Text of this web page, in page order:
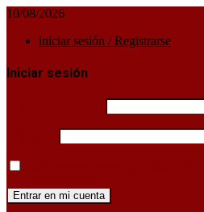
10/08/2026
iniciar sesión / Registrarse
Iniciar sesión